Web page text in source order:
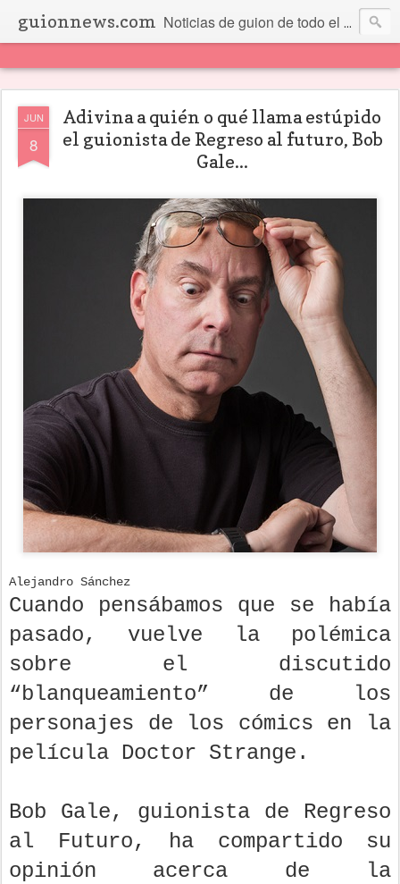
guionnews.com Noticias de guion de todo el mundo... Y más.
JUN
8
Adivina a quién o qué llama estúpido
el guionista de Regreso al futuro, Bob
Gale...
Alejandro Sánchez
Cuando pensábamos que se había
pasado, vuelve la polémica
sobre el discutido
“blanqueamiento” de los
personajes de los cómics en la
película Doctor Strange.
Bob Gale, guionista de Regreso
al Futuro, ha compartido su
opinión acerca de la